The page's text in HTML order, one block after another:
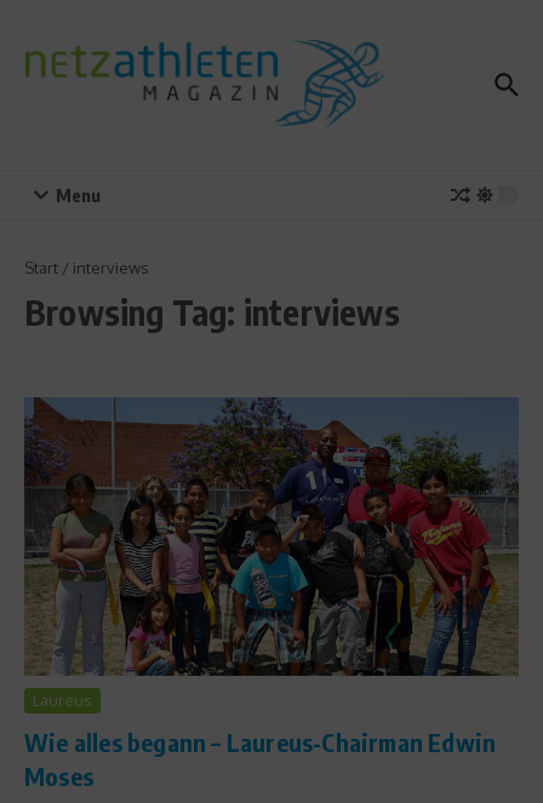
Menu
Start / interviews
Browsing Tag: interviews
Laureus
Wie alles begann – Laureus-Chairman Edwin
Moses